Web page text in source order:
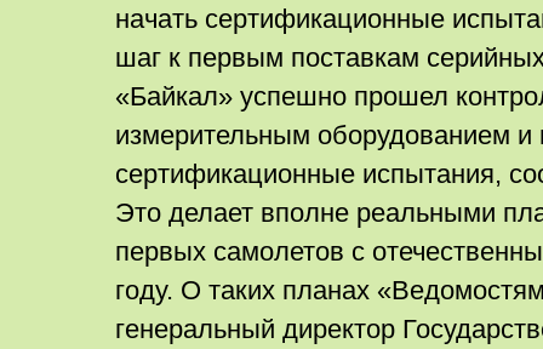
начать сертификационные
шаг к первым поставкам
«Байкал» успешно прошел
измерительным оборудованием и
сертификационные испытания,
Это делает вполне реальными
первых самолетов с
году. О таких планах
генеральный директор